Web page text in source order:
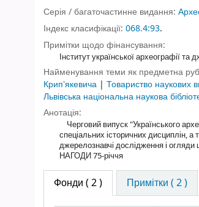
Серія / багаточастинне видання:
Індекс класифікації: 068.4:93.
Примітки щодо фінансування:
Інститут української археографії та
Найменування теми як предметна
Крипʼякевича | Товариство наукових
Львівська національна наукова
Анотація:
Черговий випуск "Українського
спеціальних історичних дисциплін, а
джерелознавчі дослідження і
НАГОДИ 75-річчя
Фонди ( 2 ) Примітки ( 2 )